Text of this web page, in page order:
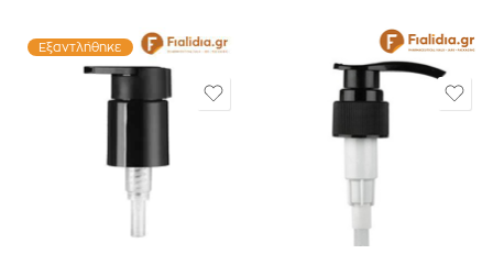
Εξαντλήθηκε